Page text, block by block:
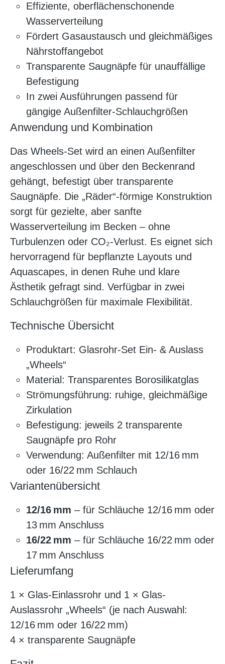
Effiziente, oberflächenschonende
Wasserverteilung
Fördert Gasaustausch und gleichmäßiges
Nährstoffangebot
Transparente Saugnäpfe für unauffällige
Befestigung
In zwei Ausführungen passend für
gängige Außenfilter-Schlauchgrößen
Anwendung und Kombination
Das Wheels-Set wird an einen Außenfilter
angeschlossen und über den Beckenrand
gehängt, befestigt über transparente
Saugnäpfe. Die „Räder“-förmige Konstruktion
sorgt für gezielte, aber sanfte
Wasserverteilung im Becken – ohne
Turbulenzen oder CO₂-Verlust. Es eignet sich
hervorragend für bepflanzte Layouts und
Aquascapes, in denen Ruhe und klare
Ästhetik gefragt sind. Verfügbar in zwei
Schlauchgrößen für maximale Flexibilität.
Technische Übersicht
Produktart: Glasrohr-Set Ein- & Auslass
„Wheels“
Material: Transparentes Borosilikatglas
Strömungsführung: ruhige, gleichmäßige
Zirkulation
Befestigung: jeweils 2 transparente
Saugnäpfe pro Rohr
Verwendung: Außenfilter mit 12/16 mm
oder 16/22 mm Schlauch
Variantenübersicht
12/16 mm – für Schläuche 12/16 mm oder
13 mm Anschluss
16/22 mm – für Schläuche 16/22 mm oder
17 mm Anschluss
Lieferumfang
1 × Glas-Einlassrohr und 1 × Glas-
Auslassrohr „Wheels“ (je nach Auswahl:
12/16 mm oder 16/22 mm)
4 × transparente Saugnäpfe